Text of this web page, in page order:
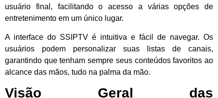
usuário final, facilitando o acesso a várias opções de
entretenimento em um único lugar.
A interface do SSIPTV é intuitiva e fácil de navegar. Os
usuários podem personalizar suas listas de canais,
garantindo que tenham sempre seus conteúdos favoritos ao
alcance das mãos, tudo na palma da mão.
Visão Geral das